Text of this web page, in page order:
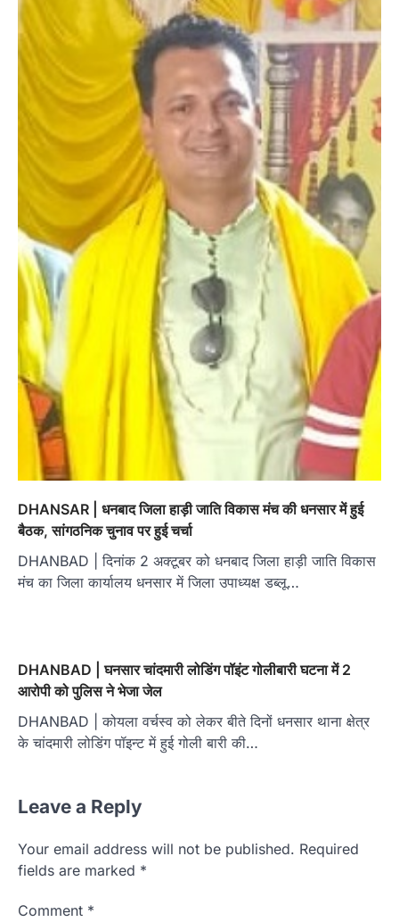
DHANSAR | धनबाद जिला हाड़ी जाति विकास मंच की धनसार में हुई
बैठक, सांगठनिक चुनाव पर हुई चर्चा
DHANBAD | दिनांक 2 अक्टूबर को धनबाद जिला हाड़ी जाति विकास
मंच का जिला कार्यालय धनसार में जिला उपाध्यक्ष डब्लू…
DHANBAD | घनसार चांदमारी लोडिंग पॉइंट गोलीबारी घटना में 2
आरोपी को पुलिस ने भेजा जेल
DHANBAD | कोयला वर्चस्व को लेकर बीते दिनों धनसार थाना क्षेत्र
के चांदमारी लोडिंग पॉइन्ट में हुई गोली बारी की…
Leave a Reply
Your email address will not be published. Required
fields are marked *
Comment *